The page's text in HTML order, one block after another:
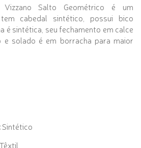
Vizzano Salto Geométrico é um
cabedal sintético, possui bico
é sintética, seu fechamento em calce
solado é em borracha para maior
Sintético
Têxtil